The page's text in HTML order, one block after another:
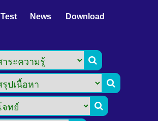
Test News Download


